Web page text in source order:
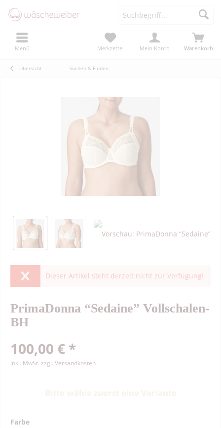
Menü Warenkorb
Merkzettel Mein Konto
Übersicht Suchen & Finden
Dieser Artikel steht derzeit nicht zur Verfügung!
PrimaDonna “Sedaine” Vollschalen-
BH
100,00 € *
inkl. MwSt. zzgl. Versandkosten
Farbe